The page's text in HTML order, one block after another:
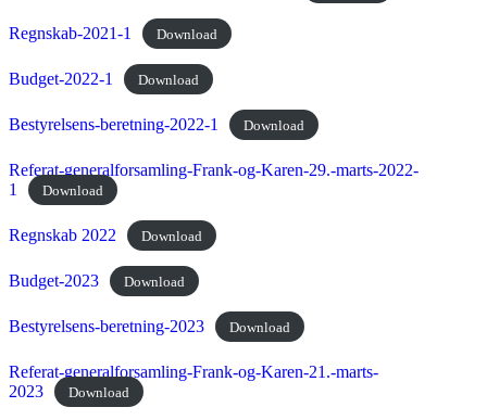
Regnskab-2021-1 Download
Budget-2022-1 Download
Bestyrelsens-beretning-2022-1 Download
Referat-generalforsamling-Frank-og-Karen-29.-marts-2022-
1
Download
Regnskab 2022 Download
Budget-2023 Download
Bestyrelsens-beretning-2023 Download
Referat-generalforsamling-Frank-og-Karen-21.-marts-
2023
Download